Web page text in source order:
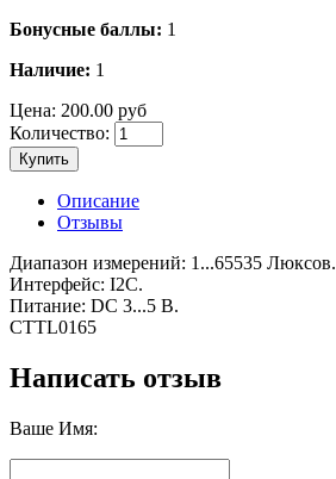
Бонусные баллы: 1
Наличие: 1
Цена: 200.00 руб
Количество:
Купить
Описание
Отзывы
Диапазон измерений: 1...65535 Люксов.
Интерфейс: I2C.
Питание: DC 3...5 В.
CTTL0165
Написать отзыв
Ваше Имя: